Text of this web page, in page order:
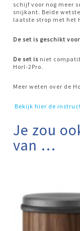
schijf voor nog meer
snijkant. Beide
laatste strop met het
De set is geschikt voor
De set is niet
Horl-2Pro.
Meer weten over de
Bekijk hier de
Je zou
van …